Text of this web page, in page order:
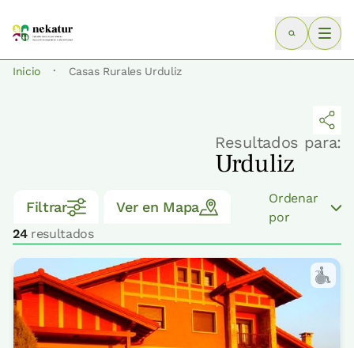
Inicio · Casas Rurales Urduliz
Resultados para:
Urduliz
Filtrar Ver en Mapa
24resultados
Ordenar
por